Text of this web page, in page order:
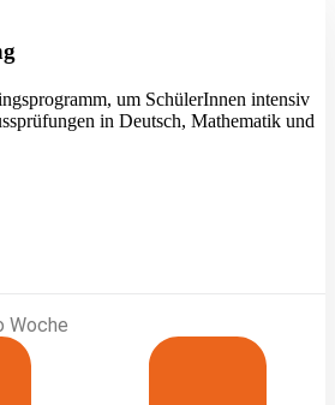
um SchülerInnen intensiv
in Deutsch, Mathematik und
Woche